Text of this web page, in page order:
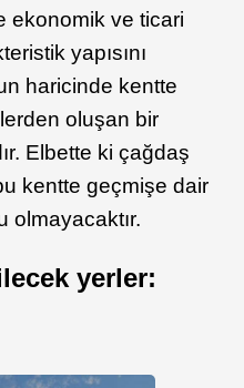
ekonomik ve ticari
yapısını
haricinde kentte
oluşan bir
Elbette ki çağdaş
kentte geçmişe dair
olmayacaktır.
yerler: